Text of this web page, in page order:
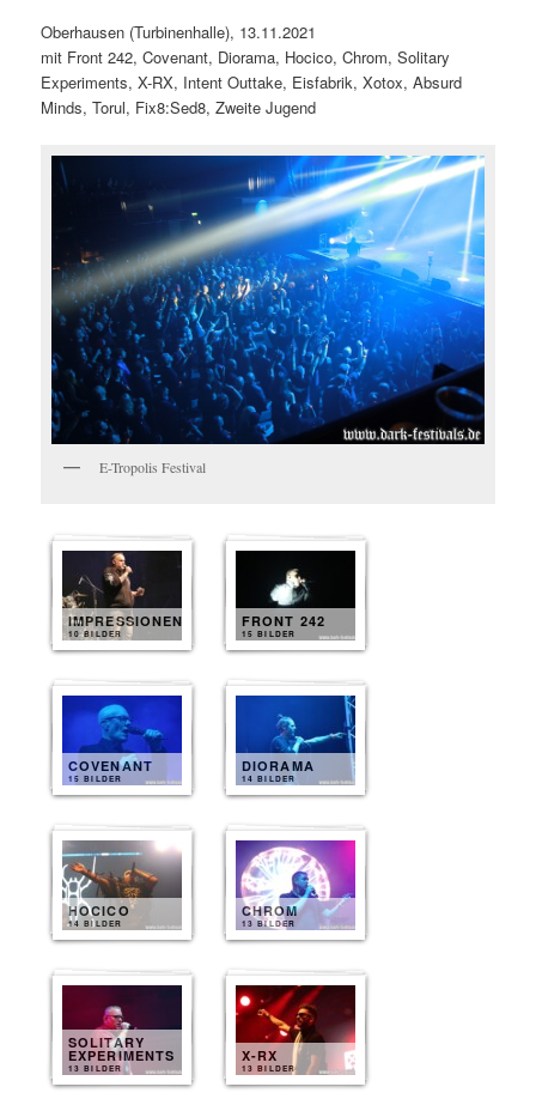
Oberhausen (Turbinenhalle), 13.11.2021
mit Front 242, Covenant, Diorama, Hocico, Chrom, Solitary
Experiments, X-RX, Intent Outtake, Eisfabrik, Xotox, Absurd
Minds, Torul, Fix8:Sed8, Zweite Jugend
E-Tropolis Festival
IMPRESSIONEN
10 BILDER
FRONT 242
15 BILDER
COVENANT
15 BILDER
DIORAMA
14 BILDER
HOCICO
14 BILDER
CHROM
13 BILDER
SOLITARY
EXPERIMENTS
13 BILDER
X-RX
13 BILDER